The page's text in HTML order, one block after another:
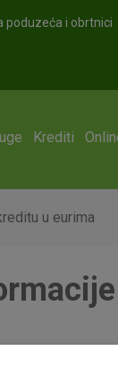
poduzeća i obrtnici
Krediti
u eurima
u eurima